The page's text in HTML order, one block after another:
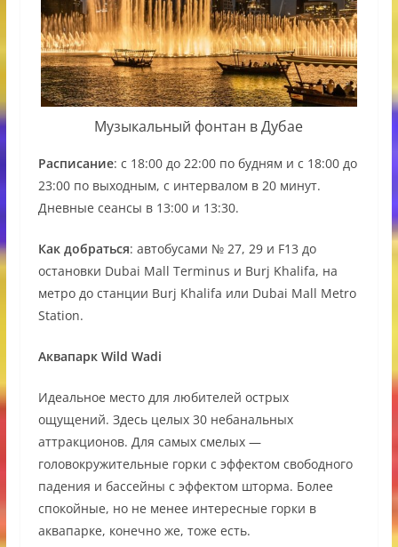
Музыкальный фонтан в Дубае
Расписание: с 18:00 до 22:00 по будням и с 18:00 до
23:00 по выходным, с интервалом в 20 минут.
Дневные сеансы в 13:00 и 13:30.
Как добраться: автобусами № 27, 29 и F13 до
остановки Dubai Mall Terminus и Burj Khalifa, на
метро до станции Burj Khalifa или Dubai Mall Metro
Station.
Аквапарк Wild Wadi
Идеальное место для любителей острых
ощущений. Здесь целых 30 небанальных
аттракционов. Для самых смелых —
головокружительные горки с эффектом свободного
падения и бассейны с эффектом шторма. Более
спокойные, но не менее интересные горки в
аквапарке, конечно же, тоже есть.